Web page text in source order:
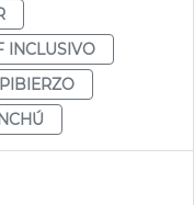
INCLUSIVO
PIBIERZO